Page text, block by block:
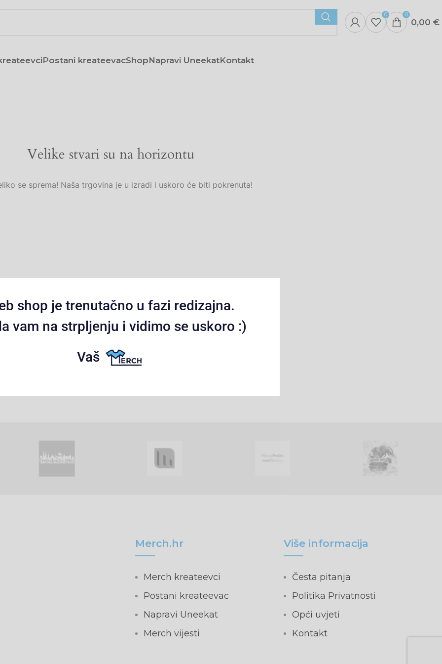
0 0
0,00 €
Postani kreateevacShopNapravi UneekatKontakt
Velike stvari su na horizontu
se sprema! Naša trgovina je u izradi i uskoro će biti pokrenuta!
Merch.hr
Merch kreateevci
Postani kreateevac
Napravi Uneekat
Merch vijesti
Više informacija
Česta pitanja
Politika Privatnosti
Opći uvjeti
Kontakt
shop je trenutačno u fazi redizajna.
vam na strpljenju i vidimo se uskoro :)
Vaš